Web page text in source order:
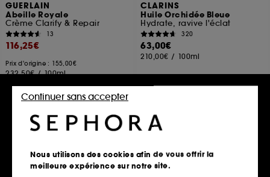
GUERLAIN
Abeille Royale
Crème Clarify & Repair
13
116,25€
Prix d'origine : 155,00€
232,50€ /100ml
Ajouter au panier
CLARINS
Huile Orchidée Bleue
Hydrate, ravive l'éclat
320
63,00€
210,00€ / 100ml
Nous utilisons des cookies afin de vous offrir la
meilleure expérience sur notre site.
Continuer sans accepter